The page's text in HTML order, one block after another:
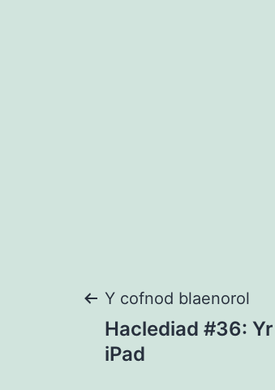
Llywio
cofnod
Y cofnod blaenorol
Haclediad #36:
iPad